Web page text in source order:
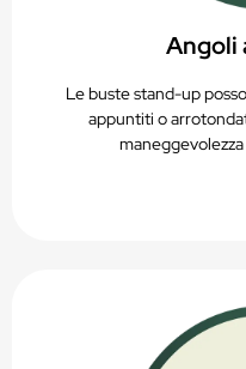
Angoli
Le buste stand-up
appuntiti o